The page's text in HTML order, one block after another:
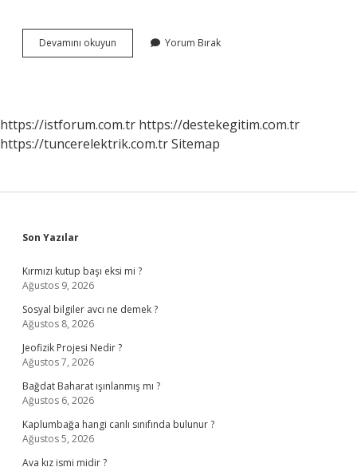
Devamını okuyun
Birimler
Yorum Bırak
https://istforum.com.tr https://destekegitim.com.tr
https://tuncerelektrik.com.trSitemap
Sidebar
Son Yazılar
Kırmızı kutup başı eksi mi ?
Ağustos 9, 2026
Sosyal bilgiler avcı ne demek ?
Ağustos 8, 2026
Jeofizik Projesi Nedir ?
Ağustos 7, 2026
Bağdat Baharat ışınlanmış mı ?
Ağustos 6, 2026
Kaplumbağa hangi canlı sınıfında bulunur ?
Ağustos 5, 2026
Ava kız ismi midir ?